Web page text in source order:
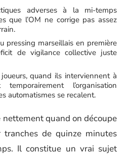
adverses à la mi-temps
que l’OM ne corrige pas assez
pressing marseillais en première
de vigilance collective juste
quand ils interviennent à
l’organisation
automatismes se recalent.
nettement quand on découpe
tranches de quinze minutes
Il constitue un vrai sujet